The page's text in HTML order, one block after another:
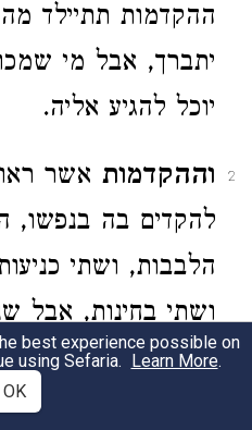
ההקדמות תתיילד
יתברך, אבל מי
יוכל להגיע אליה.
2 וההקדמות אשר
להקדים בה בנפשו,
הלבבות, ושתי
ושתי בחינות, אבל
אחד מהם ליחד הלב
והשני ליחד המעשה
best experience possible on
using Sefaria. Learn More.
OK